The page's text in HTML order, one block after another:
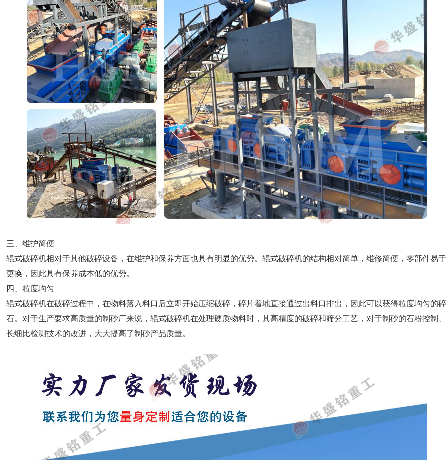
三、维护简便
辊式破碎机相对于其他破碎设备，在维护和保养方面也具有明显的优势。辊式破碎机的结构相对简单，维修简便，零部件易于
更换，因此具有保养成本低的优势。
四、粒度均匀
辊式破碎机在破碎过程中，在物料落入料口后立即开始压缩破碎，碎片着地直接通过出料口排出，因此可以获得粒度均匀的碎
石。对于生产要求高质量的制砂厂来说，辊式破碎机在处理硬质物料时，其高精度的破碎和筛分工艺，对于制砂的石粉控制、
长细比检测技术的改进，大大提高了制砂产品质量。